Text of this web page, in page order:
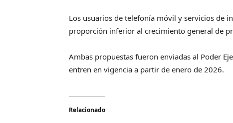
Los usuarios de telefonía móvil y servicios de
proporción inferior al crecimiento general de
Ambas propuestas fueron enviadas al Poder
entren en vigencia a partir de enero de 2026.
Relacionado